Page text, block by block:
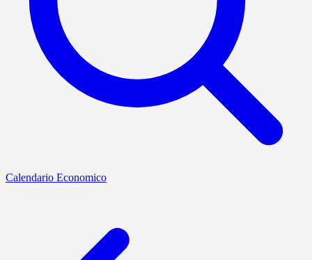
Calendario Economico